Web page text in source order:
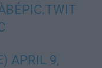
PIC.TWIT
APRIL 9,